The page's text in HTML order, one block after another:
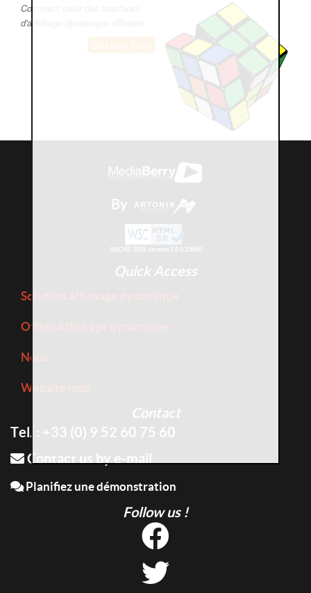
Comment créer des interfaces
d'affichage dynamique efficaces
By
AKCMS 2026 version 2.8.0.23450
Quick Access
Solution affichage dynamique
Offres Affichage dynamique
Nous
Website map
Contact
Tel. : +33 (0) 9 52 60 75 60
Contact us by e-mail
Planifiez une démonstration
Follow us !